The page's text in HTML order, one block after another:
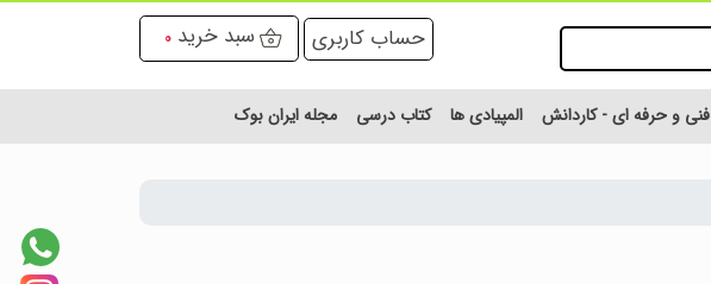
حساب کاربری سبد خرید 0
فنی و حرفه ای - کاردانش المپیادی ها کتاب درسی مجله ایران بوک